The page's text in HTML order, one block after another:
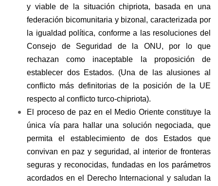
y viable de la situación chipriota, basada en una
federación bicomunitaria y bizonal, caracterizada por
la igualdad política, conforme a las resoluciones del
Consejo de Seguridad de la ONU, por lo que
rechazan como inaceptable la proposición de
establecer dos Estados. (Una de las alusiones al
conflicto más definitorias de la posición de la UE
respecto al conflicto turco-chipriota).
El proceso de paz en el Medio Oriente constituye la
única vía para hallar una solución negociada, que
permita el establecimiento de dos Estados que
convivan en paz y seguridad, al interior de fronteras
seguras y reconocidas, fundadas en los parámetros
acordados en el Derecho Internacional y saludan la